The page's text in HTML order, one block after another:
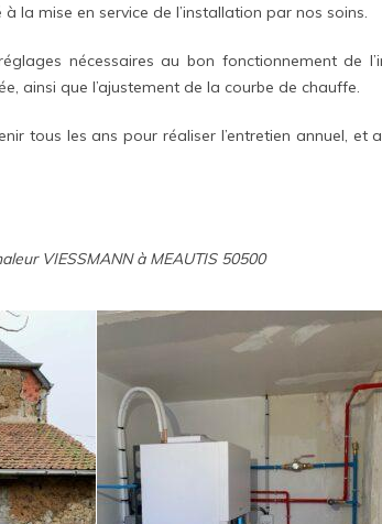
la mise en service de l’installation par nos soins.
nécessaires au bon fonctionnement de
ainsi que l’ajustement de la courbe de chauffe.
tous les ans pour réaliser l’entretien annuel,
VIESSMANN à MEAUTIS 50500